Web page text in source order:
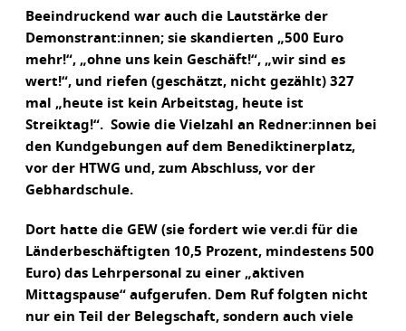
Beeindruckend war auch die Lautstärke der
Demonstrant:innen; sie skandierten „500 Euro
mehr!“, „ohne uns kein Geschäft!“, „wir sind es
wert!“, und riefen (geschätzt, nicht gezählt) 327
mal „heute ist kein Arbeitstag, heute ist
Streiktag!“. Sowie die Vielzahl an Redner:innen bei
den Kundgebungen auf dem Benediktinerplatz,
vor der HTWG und, zum Abschluss, vor der
Gebhardschule.
Dort hatte die GEW (sie fordert wie ver.di für die
Länderbeschäftigten 10,5 Prozent, mindestens 500
Euro) das Lehrpersonal zu einer „aktiven
Mittagspause“ aufgerufen. Dem Ruf folgten nicht
nur ein Teil der Belegschaft, sondern auch viele